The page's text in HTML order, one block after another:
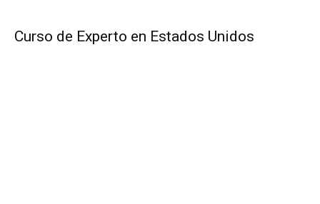
Curso de Experto en Estados Unidos